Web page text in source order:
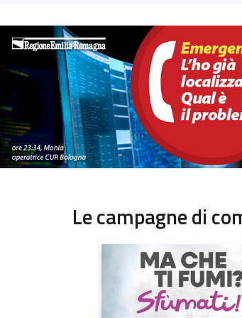
Le campagne di